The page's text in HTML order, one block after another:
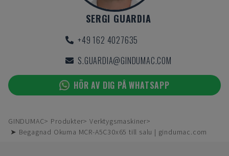
SERGI GUARDIA
+49 162 4027635
S.GUARDIA@GINDUMAC.COM
HÖR AV DIG PÅ WHATSAPP
GINDUMAC Produkter
Verktygsmaskiner
➤ Begagnad Okuma MCR-A5C30x65 till salu | gindumac.com